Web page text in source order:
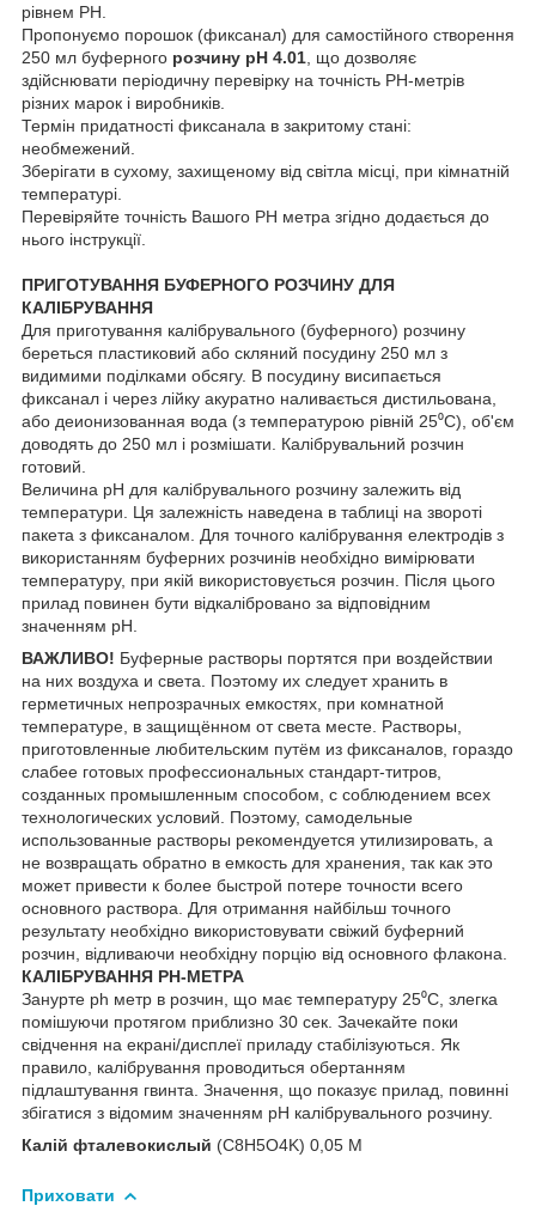
рівнем РН.
Пропонуємо порошок (фиксанал) для самостійного створення
250 мл буферного розчину pH 4.01 , що дозволяє
здійснювати періодичну перевірку на точність РН-метрів
різних марок і виробників.
Термін придатності фиксанала в закритому стані:
необмежений.
Зберігати в сухому, захищеному від світла місці, при кімнатній
температурі.
Перевіряйте точність Вашого PH метра згідно додається до
нього інструкції.
ПРИГОТУВАННЯ БУФЕРНОГО РОЗЧИНУ ДЛЯ
КАЛІБРУВАННЯ
Для приготування калібрувального (буферного) розчину
береться пластиковий або скляний посудину 250 мл з
видимими поділками обсягу. В посудину висипається
фиксанал і через лійку акуратно наливається дистильована,
або деионизованная вода (з температурою рівній 25⁰С), об'єм
доводять до 250 мл і розмішати. Калібрувальний розчин
готовий.
Величина pH для калібрувального розчину залежить від
температури. Ця залежність наведена в таблиці на звороті
пакета з фиксаналом. Для точного калібрування електродів з
використанням буферних розчинів необхідно вимірювати
температуру, при якій використовується розчин. Після цього
прилад повинен бути відкалібровано за відповідним
значенням pH.
ВАЖЛИВО! Буферные растворы портятся при воздействии
на них воздуха и света. Поэтому их следует хранить в
герметичных непрозрачных емкостях, при комнатной
температуре, в защищённом от света месте. Растворы,
приготовленные любительским путём из фиксаналов, гораздо
слабее готовых профессиональных стандарт-титров,
созданных промышленным способом, с соблюдением всех
технологических условий. Поэтому, самодельные
использованные растворы рекомендуется утилизировать, а
не возвращать обратно в емкость для хранения, так как это
может привести к более быстрой потере точности всего
основного раствора. Для отримання найбільш точного
результату необхідно використовувати свіжий буферний
розчин, відливаючи необхідну порцію від основного флакона.
КАЛІБРУВАННЯ РН-МЕТРА
Занурте ph метр в розчин, що має температуру 25⁰С, злегка
помішуючи протягом приблизно 30 сек. Зачекайте поки
свідчення на екрані/дисплеї приладу стабілізуються. Як
правило, калібрування проводиться обертанням
підлаштування гвинта. Значення, що показує прилад, повинні
збігатися з відомим значенням pH калібрувального розчину.
Калій фталевокислый (C8H5O4K) 0,05 M
Приховати